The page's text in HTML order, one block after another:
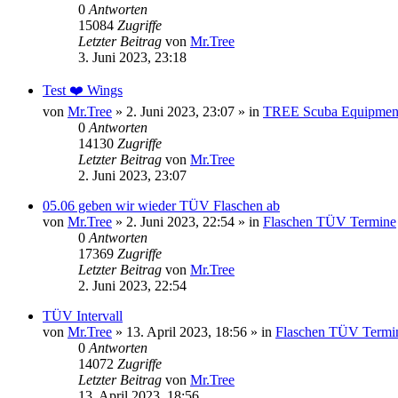
0 Antworten
15084 Zugriffe
Letzter Beitrag von Mr.Tree
3. Juni 2023, 23:18
Test ❤️ Wings
von Mr.Tree » 2. Juni 2023, 23:07 » in TREE Scuba
0 Antworten
14130 Zugriffe
Letzter Beitrag von Mr.Tree
2. Juni 2023, 23:07
05.06 geben wir wieder TÜV Flaschen ab
von Mr.Tree » 2. Juni 2023, 22:54 » in Flaschen TÜV Termine
0 Antworten
17369 Zugriffe
Letzter Beitrag von Mr.Tree
2. Juni 2023, 22:54
TÜV Intervall
von Mr.Tree » 13. April 2023, 18:56 » in Flaschen TÜV
0 Antworten
14072 Zugriffe
Letzter Beitrag von Mr.Tree